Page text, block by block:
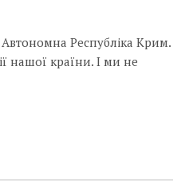
Автономна Республіка Крим.
нашої країни. І ми не